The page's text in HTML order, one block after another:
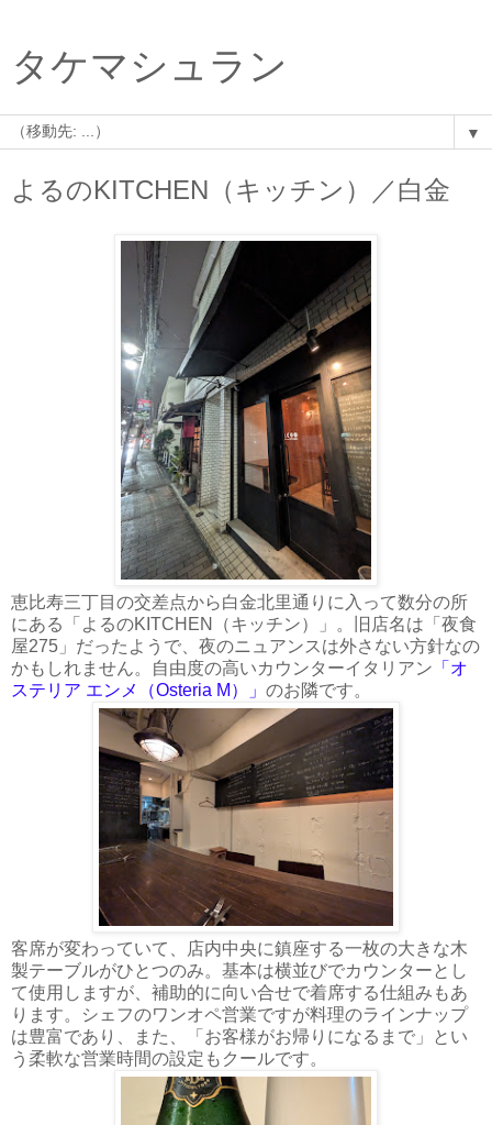
タケマシュラン
▼
よるのKITCHEN（キッチン）／白金
恵比寿三丁目の交差点から白金北里通りに入って数分の所
にある「よるのKITCHEN（キッチン）」。旧店名は「夜食
屋275」だったようで、夜のニュアンスは外さない方針なの
かもしれません。自由度の高いカウンターイタリアン 「オ
ステリア エンメ（Osteria M）」 のお隣です。
客席が変わっていて、店内中央に鎮座する一枚の大きな木
製テーブルがひとつのみ。基本は横並びでカウンターとし
て使用しますが、補助的に向い合せで着席する仕組みもあ
ります。シェフのワンオペ営業ですが料理のラインナップ
は豊富であり、また、「お客様がお帰りになるまで」とい
う柔軟な営業時間の設定もクールです。